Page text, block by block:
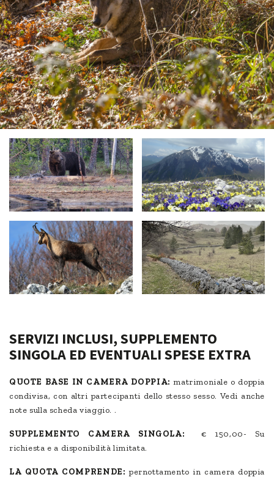
SERVIZI INCLUSI, SUPPLEMENTO
SINGOLA ED EVENTUALI SPESE EXTRA
QUOTE BASE IN CAMERA DOPPIA: matrimoniale o doppia
condivisa, con altri partecipanti dello stesso sesso. Vedi anche
note sulla scheda viaggio. .
SUPPLEMENTO CAMERA SINGOLA: € 150,00- Su
richiesta e a disponibilità limitata.
LA QUOTA COMPRENDE: pernottamento in camera doppia